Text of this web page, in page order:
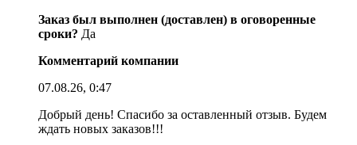
Заказ был выполнен (доставлен) в оговоренные
сроки? Да
Комментарий компании
07.08.26, 0:47
Добрый день! Спасибо за оставленный отзыв. Будем
ждать новых заказов!!!